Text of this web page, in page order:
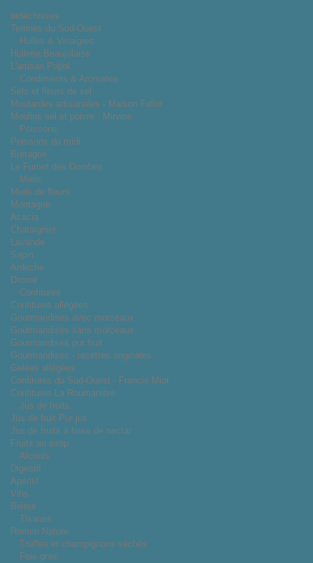
ardéchoises
Terrines du Sud-Ouest
Huiles & Vinaigres
Huilerie Beaujolaise
L'artisan Popol
Condiments & Aromates
Sels et fleurs de sel
Moutardes artisanales - Maison Fallot
Moulins sel et poivre : Mirvine
Poissons
Poissons du midi
Bretagne
Le Fumet des Dombes
Miels
Miels de fleurs
Montagne
Acacia
Chataignier
Lavande
Sapin
Ardeche
Drome
Confitures
Confitures allégées
Gourmandises avec morceaux
Gourmandises sans morceaux
Gourmandises pur fruit
Gourmandises - recettes originales
Gelées allégées
Confitures du Sud-Ouest - Francis Miot
Confitures La Roumanière
Jus de fruits
Jus de fruit Pur jus
Jus de fruits à base de nectar
Fruits au sirop
Alcools
Digestif
Apéritif
Vins
Bières
Tisanes
Romon Nature
Truffes et champignons séchés
Foie gras